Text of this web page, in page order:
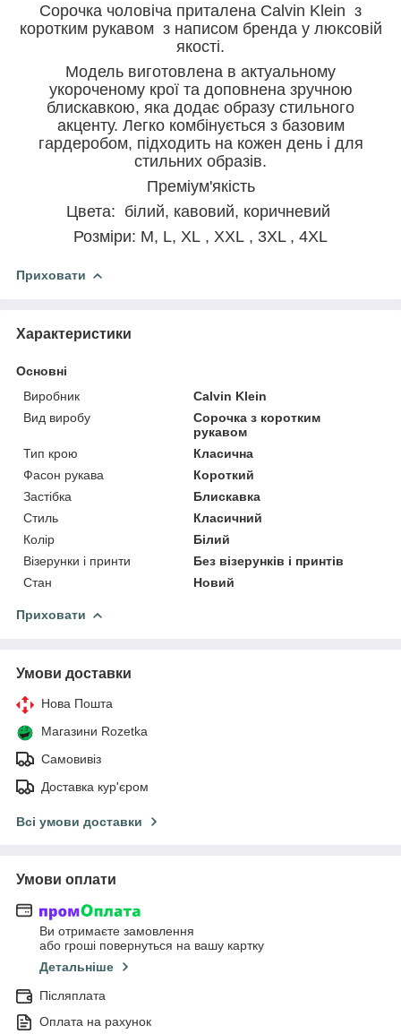
Сорочка чоловіча приталена Calvin Klein з
коротким рукавом з написом бренда у люксовій
якості.
Модель виготовлена в актуальному
укороченому крої та доповнена зручною
блискавкою, яка додає образу стильного
акценту. Легко комбінується з базовим
гардеробом, підходить на кожен день і для
стильних образів.
Преміум'якість
Цвета: білий, кавовий, коричневий
Розміри: M, L, XL , XXL , 3XL , 4XL
Приховати
Характеристики
Основні
Виробник
Calvin Klein
Вид виробу
Сорочка з коротким
рукавом
Тип крою
Класична
Фасон рукава
Короткий
Застібка
Блискавка
Стиль
Класичний
Колір
Білий
Візерунки і принти
Без візерунків і принтів
Стан
Новий
Приховати
Умови доставки
Нова Пошта
Магазини Rozetka
Самовивіз
Доставка кур'єром
Всі умови доставки
Умови оплати
Ви отримаєте замовлення
або гроші повернуться на вашу картку
Детальніше
Післяплата
Оплата на рахунок